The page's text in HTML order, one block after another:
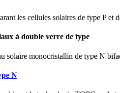
les cellules solaires de type P
à double verre de type
solaire monocristallin de type N
N